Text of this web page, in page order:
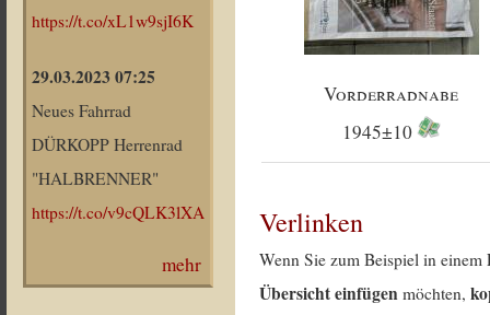
https://t.co/xL1w9sjI6K
29.03.2023 07:25
Neues Fahrrad
DÜRKOPP Herrenrad
"HALBRENNER"
https://t.co/v9cQLK3lXA
mehr
Vorderradnabe
1945±10
Verlinken
Wenn Sie zum Beispiel in
Übersicht einfügen möchten,